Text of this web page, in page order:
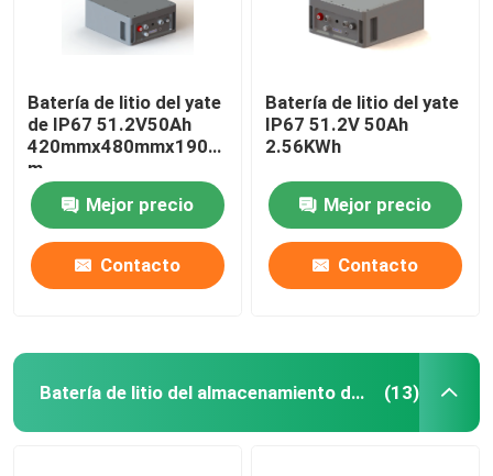
Sobre nosotros
Batería de litio del yate
de IP67 51.2V50Ah
420mmx480mmx190m
m
Mejor precio
Contacto
Batería de litio del yate
IP67 51.2V 50Ah
2.56KWh
Mejor precio
Contacto
Batería de litio del almacenamiento de energía (13)